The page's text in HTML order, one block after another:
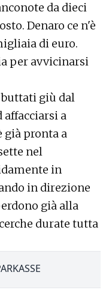
da dieci
Denaro ce n'è
di euro.
per avvicinarsi
giù dal
a
già pronta a
nel
in
in direzione
già alla
durate tutta